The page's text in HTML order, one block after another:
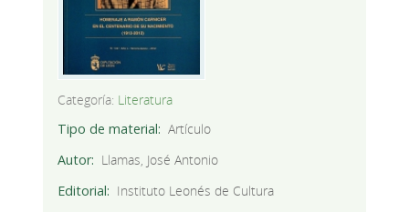
Categoría: Literatura
Tipo de material
Artículo
Autor
Llamas, José Antonio
Editorial
Instituto Leonés de Cultura